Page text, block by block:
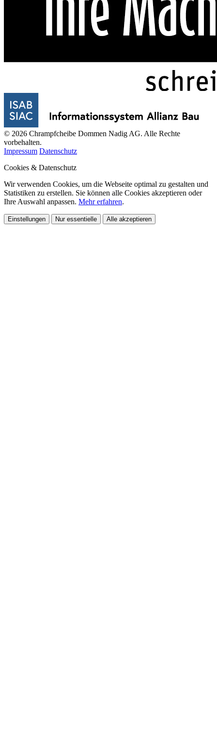
© 2026 Chrampfcheibe Dommen Nadig AG. Alle Rechte
vorbehalten.
Impressum Datenschutz
Cookies & Datenschutz
Wir verwenden Cookies, um die Webseite optimal zu gestalten und
Statistiken zu erstellen. Sie können alle Cookies akzeptieren oder
Ihre Auswahl anpassen. Mehr erfahren.
Einstellungen Nur essentielle Alle akzeptieren